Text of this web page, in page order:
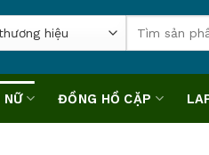
Tìm
kiếm:
NỮ ĐỒNG HỒ CẶP